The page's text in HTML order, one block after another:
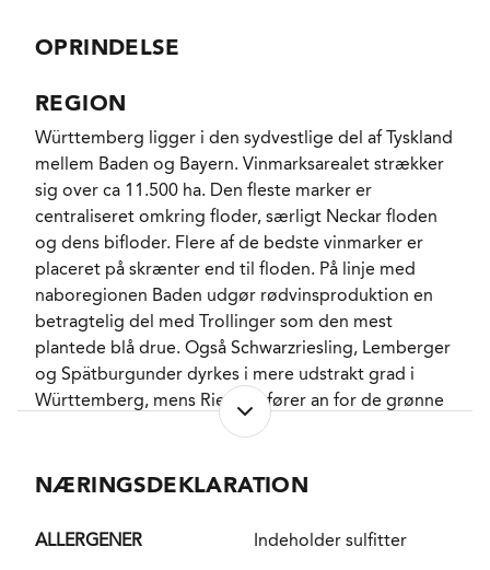
der står på forskellige parceller omkring hjembyen
sikre den bedste balance mellem saft, sukker og
syre. Stilkene fjernes inden presningen og kun den
frit løbende most kommer med op i de rustfri
ståltanke hvor der gæres spontant, uden fremmede
gærstammer og andre hekserier, hvorefter vinen
modner 7 måneder i en blanding af stål og neutrale
fade frem mod aftapningen.
En dejlig diskret blomstrende Pinot Blanc med liflig
smag af røde æbler, gule blommer og moden citrus,
der bliver begavet med indslag af grøn ananas og
nektarin. Syren er nærværende, men bestemt ikke
Weißburgunder”, som slutter i en pirrende let dans
OPRINDELSE
REGION
Württemberg ligger i den sydvestlige del af Tyskland
mellem Baden og Bayern. Vinmarksarealet strækker
sig over ca 11.500 ha. Den fleste marker er
centraliseret omkring floder, særligt Neckar floden
og dens bifloder. Flere af de bedste vinmarker er
placeret på skrænter end til floden. På linje med
naboregionen Baden udgør rødvinsproduktion en
betragtelig del med Trollinger som den mest
plantede blå drue. Også Schwarzriesling, Lemberger
og Spätburgunder dyrkes i mere udstrakt grad i
Württemberg, mens Riesling fører an for de grønne
sorter sammen med Müller-Thürgau og Kerner.
korporativer, og de står stadig for mere end 80% af
NÆRINGSDEKLARATION
ALLERGENER Indeholder sulfitter